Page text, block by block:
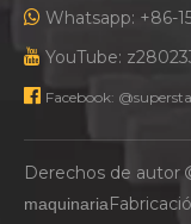
 Whatsapp: +86-
 YouTube:
 Facebook:
Derechos de autor
maquinaria